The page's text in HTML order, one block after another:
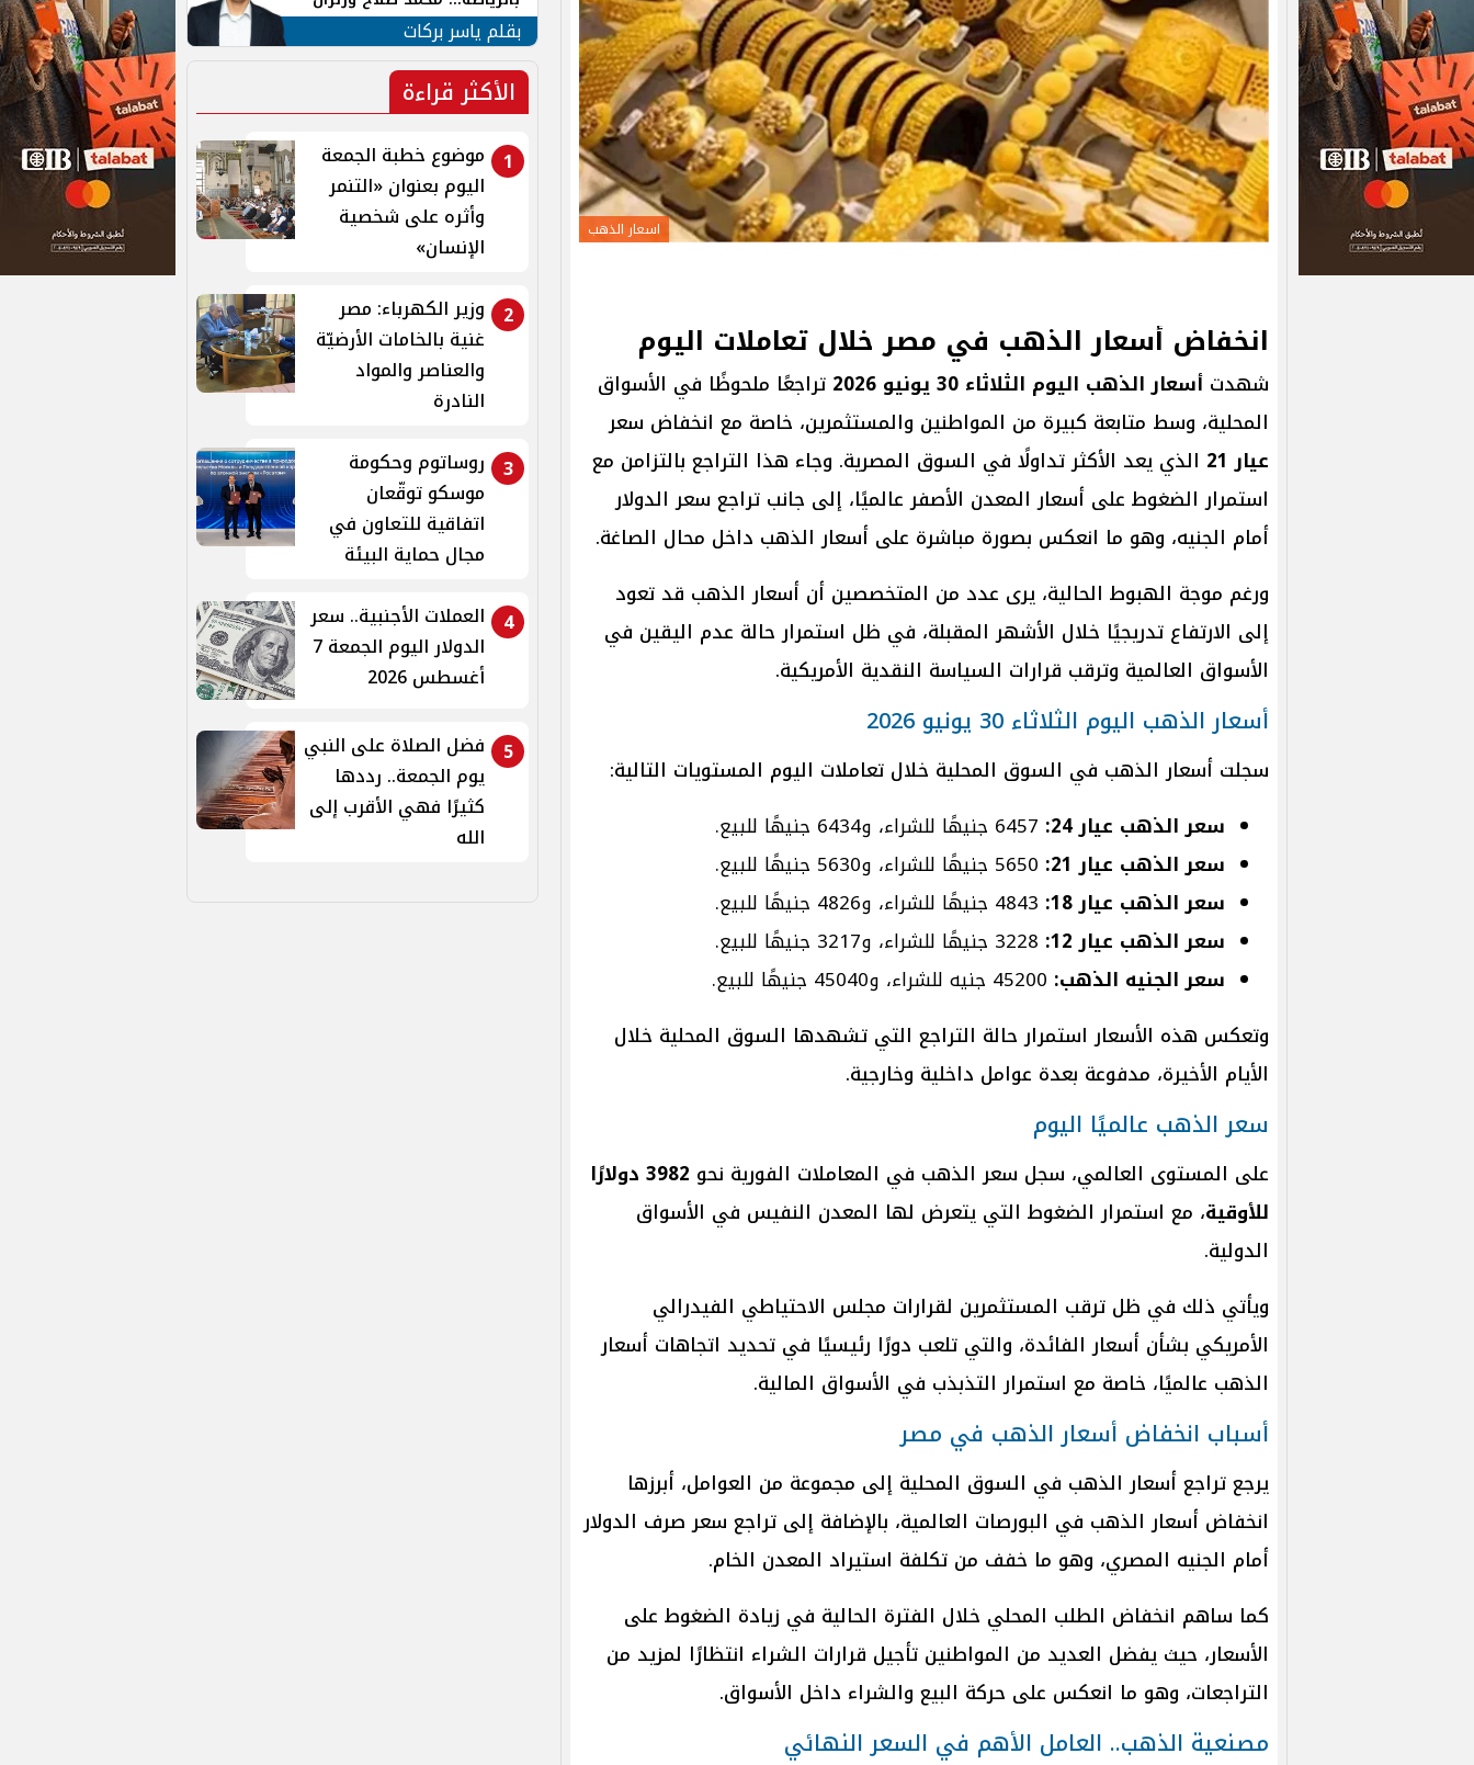
اسعار الذهب
انخفاض أسعار الذهب في مصر خلال تعاملات اليوم
شهدت أسعار الذهب اليوم الثلاثاء 30 يونيو 2026
تراجعًا ملحوظًا في الأسواق
المحلية، وسط متابعة كبيرة من المواطنين والمستثمرين، خاصة مع انخفاض سعر
عيار 21
الذي يعد الأكثر تداولًا في السوق المصرية. وجاء هذا التراجع بالتزامن مع
استمرار الضغوط على أسعار المعدن الأصفر عالميًا، إلى جانب تراجع سعر الدولار
أمام الجنيه، وهو ما انعكس بصورة مباشرة على أسعار الذهب داخل محال الصاغة.
ورغم موجة الهبوط الحالية، يرى عدد من المتخصصين أن أسعار الذهب قد تعود
إلى الارتفاع تدريجيًا خلال الأشهر المقبلة، في ظل استمرار حالة عدم اليقين في
الأسواق العالمية وترقب قرارات السياسة النقدية الأمريكية.
أسعار الذهب اليوم الثلاثاء 30 يونيو 2026
سجلت أسعار الذهب في السوق المحلية خلال تعاملات اليوم المستويات التالية:
سعر الذهب عيار 24:
سعر الذهب عيار 21:
سعر الذهب عيار 18:
سعر الذهب عيار 12:
سعر الجنيه الذهب:
وتعكس هذه الأسعار استمرار حالة التراجع التي تشهدها السوق المحلية خلال
الأيام الأخيرة، مدفوعة بعدة عوامل داخلية وخارجية.
سعر الذهب عالميًا اليوم
على المستوى العالمي، سجل سعر الذهب في المعاملات الفورية نحو
3982 دولارًا
للأوقية، مع استمرار الضغوط التي يتعرض لها المعدن النفيس في الأسواق
الدولية.
ويأتي ذلك في ظل ترقب المستثمرين لقرارات مجلس الاحتياطي الفيدرالي
الأمريكي بشأن أسعار الفائدة، والتي تلعب دورًا رئيسيًا في تحديد اتجاهات أسعار
الذهب عالميًا، خاصة مع استمرار التذبذب في الأسواق المالية.
أسباب انخفاض أسعار الذهب في مصر
يرجع تراجع أسعار الذهب في السوق المحلية إلى مجموعة من العوامل، أبرزها
انخفاض أسعار الذهب في البورصات العالمية، بالإضافة إلى تراجع سعر صرف الدولار
أمام الجنيه المصري، وهو ما خفف من تكلفة استيراد المعدن الخام.
كما ساهم انخفاض الطلب المحلي خلال الفترة الحالية في زيادة الضغوط على
الأسعار، حيث يفضل العديد من المواطنين تأجيل قرارات الشراء انتظارًا لمزيد من
التراجعات، وهو ما انعكس على حركة البيع والشراء داخل الأسواق.
مصنعية الذهب.. العامل الأهم في السعر النهائي
الهوية في الشارع التركي
بقلم ياسر بركات
الأكثر قراءة
1
موضوع خطبة الجمعة
اليوم بعنوان «التنمر
وأثره على شخصية
الإنسان»
2
وزير الكهرباء: مصر
غنية بالخامات الأرضيّة
والعناصر والمواد
النادرة
3 روساتوم وحكومة
موسكو توقّعان
اتفاقية للتعاون في
مجال حماية البيئة
4
العملات الأجنبية.. سعر
الدولار اليوم الجمعة 7
أغسطس 2026
5
فضل الصلاة على النبي
يوم الجمعة.. رددها
كثيرًا فهي الأقرب إلى
الله